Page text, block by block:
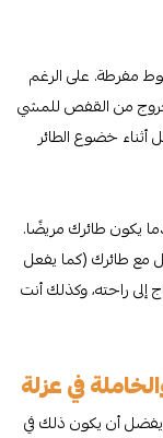
مفرطة. على الرغم
من القفص للمشي
أثناء خضوع الطائر
يكون طائرك مريضًا.
مع طائرك (كما يفعل
راحته، وكذلك أنت
في عزلة
أن يكون ذلك في